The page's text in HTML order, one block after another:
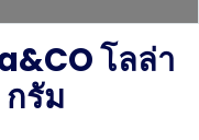
โลล่า
รัม